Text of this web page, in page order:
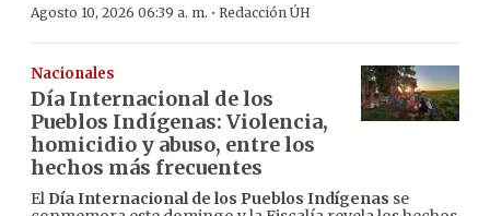
Agosto 10, 2026 06:39 a. m. · Redacción ÚH
Nacionales
Día Internacional de los
Pueblos Indígenas: Violencia,
homicidio y abuso, entre los
hechos más frecuentes
El Día Internacional de los Pueblos Indígenas se